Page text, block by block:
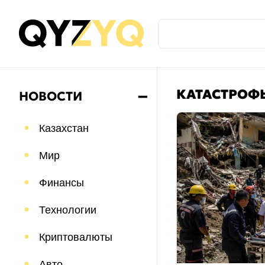
НОВОСТИ ➖
Казахстан
Мир
Финансы
Технологии
Криптовалюты